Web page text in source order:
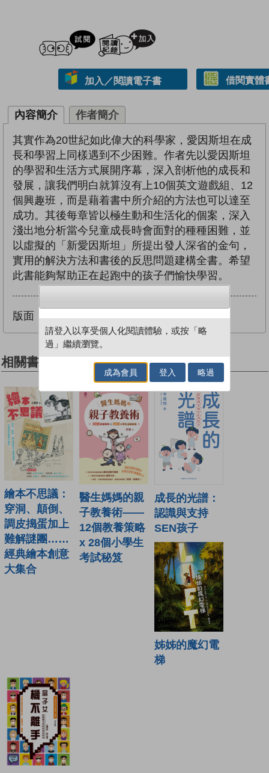
試閲
加入／閱讀電子書 借閱實體
內容簡介 作者簡介
其實作為20世紀如此偉大的科學家，愛因斯坦在成
長和學習上同樣遇到不少困難。作者先以愛因斯坦
的學習和生活方式展開序幕，深入剖析他的成長和
發展，讓我們明白就算沒有上10個英文遊戲組、12
個興趣班，而是藉着書中所介紹的方法也可以達至
成功。其後每章皆以極生動和生活化的個案，深入
淺出地分析當今兒童成長時會面對的種種困難，並
以虛擬的「新愛因斯坦」所提出發人深省的金句，
實用的解決方法和書後的反思問題建構全書。希望
此書能夠幫助正在起跑中的孩子們愉快學習。
版面： 彈性／流式
相關書籍
繪本不思議：
穿洞、顛倒、
調皮搗蛋加上
難解謎團……
經典繪本創意
大集合
醫生媽媽的親
子教養術——
12個教養策略
x 28個小學生
考試秘笈
成長的光譜：
認識與支持
SEN孩子
姊姊的魔幻電
梯
請登入以享受個人化閱讀體驗，或按「略
過」繼續瀏覽。
成為會員 登入 略過